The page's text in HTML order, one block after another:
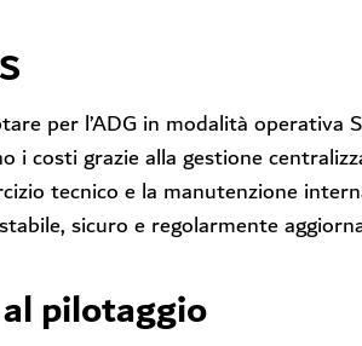
per l’ADG in modalità operativa
i costi grazie alla gestione
tecnico e la manutenzione
sicuro e regolarmente
pilotaggio